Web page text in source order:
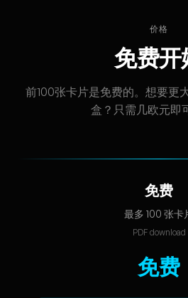
价格
免费开
前100张卡片是免费的。想要更
盒？只需几欧元即
免费
最多 100 张卡
PDF download
免费